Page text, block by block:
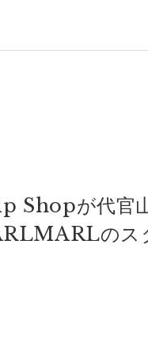
が代官
のス